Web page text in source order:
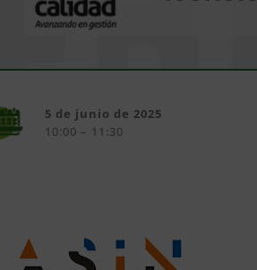
5 de junio de 2025
10:00 – 11:30